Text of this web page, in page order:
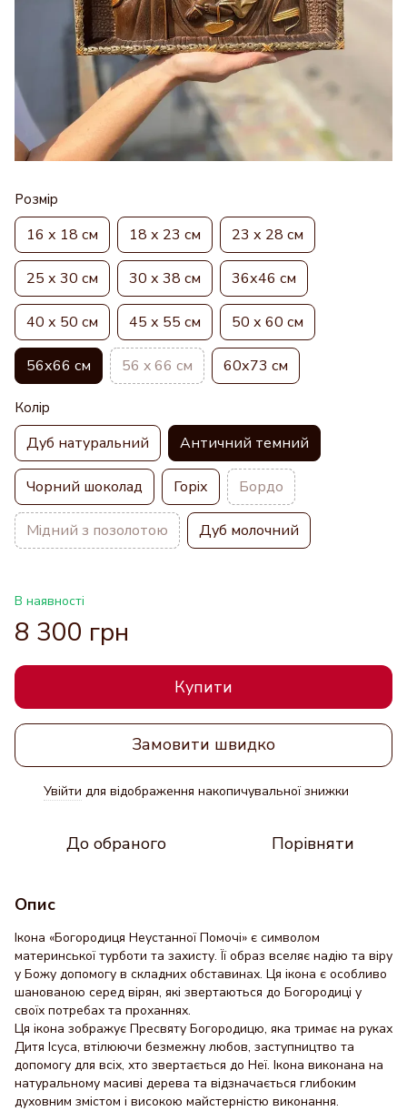
Розмір
16 х 18 см 18 х 23 см 23 х 28 см
25 х 30 см 30 х 38 см 36х46 см
40 х 50 см 45 х 55 см 50 х 60 см
56х66 см 56 x 66 см 60х73 см
Колір
Дуб натуральний Античний темний
Чорний шоколад Горіх Бордо
Мідний з позолотою Дуб молочний
В наявності
8 300 грн
Купити
Замовити швидко
Увійти для відображення накопичувальної знижки
До обраного Порівняти
Опис
Ікона «Богородиця Неустанної Помочі» є символом
материнської турботи та захисту. Її образ вселяє надію та віру
у Божу допомогу в складних обставинах. Ця ікона є особливо
шанованою серед вірян, які звертаються до Богородиці у
своїх потребах та проханнях.
Ця ікона зображує Пресвяту Богородицю, яка тримає на руках
Дитя Ісуса, втілюючи безмежну любов, заступництво та
допомогу для всіх, хто звертається до Неї. Ікона виконана на
натуральному масиві дерева та відзначається глибоким
духовним змістом і високою майстерністю виконання.